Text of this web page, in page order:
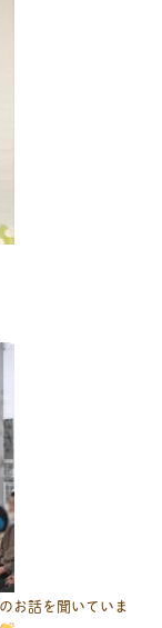
お話を聞いていま